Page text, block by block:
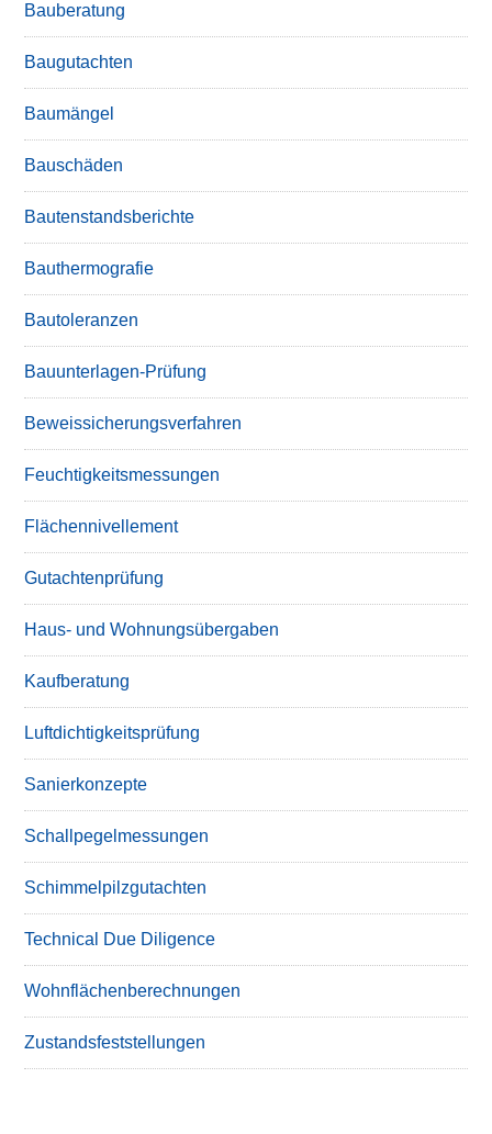
Bauberatung
Baugutachten
Baumängel
Bauschäden
Bautenstandsberichte
Bauthermografie
Bautoleranzen
Bauunterlagen-Prüfung
Beweissicherungsverfahren
Feuchtigkeitsmessungen
Flächennivellement
Gutachtenprüfung
Haus- und Wohnungsübergaben
Kaufberatung
Luftdichtigkeitsprüfung
Sanierkonzepte
Schallpegelmessungen
Schimmelpilzgutachten
Technical Due Diligence
Wohnflächenberechnungen
Zustandsfeststellungen